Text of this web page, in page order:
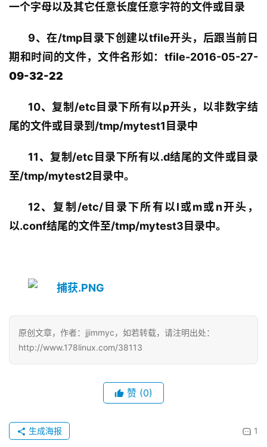
一个字母以及其它任意长度任意字符的文件或目录
9、在/tmp目录下创建以tfile开头，后跟当前日
期和时间的文件，文件名形如：tfile-2016-05-27-
09-32-22
10、复制/etc目录下所有以p开头，以非数字结
尾的文件或目录到/tmp/mytest1目录中
11、复制/etc目录下所有以.d结尾的文件或目录
至/tmp/mytest2目录中。
12、复制/etc/目录下所有以l或m或n开头，
以.conf结尾的文件至/tmp/mytest3目录中。
原创文章，作者：jjimmyc，如若转载，请注明出处：
http://www.178linux.com/38113
赞 (0)
1
生成海报